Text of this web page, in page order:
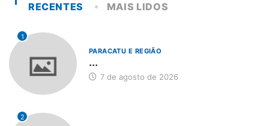
RECENTES MAIS LIDOS
1
PARACATU E REGIÃO
...
7 de agosto de 2026
2